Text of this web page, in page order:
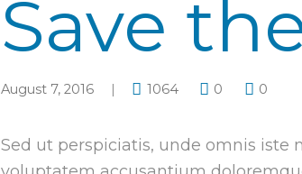
Save
August 7, 2016 1064 0 0
Sed ut perspiciatis, unde omnis iste